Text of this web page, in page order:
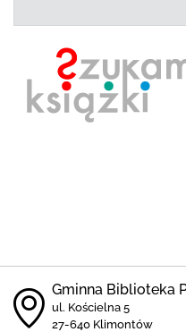
Gminna Biblioteka
ul. Kościelna 5
27-640 Klimontów